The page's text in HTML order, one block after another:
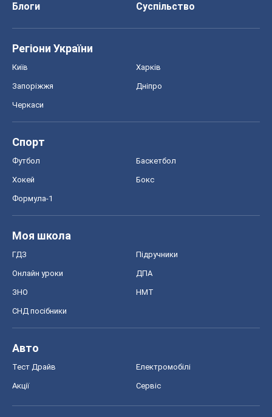
Блоги
Суспільство
Регіони України
Київ Харків
Запоріжжя Дніпро
Черкаси
Спорт
Футбол Баскетбол
Хокей Бокс
Формула-1
Моя школа
ГДЗ Підручники
Онлайн уроки ДПА
ЗНО НМТ
СНД посібники
Авто
Тест Драйв Електромобілі
Акції Сервіс